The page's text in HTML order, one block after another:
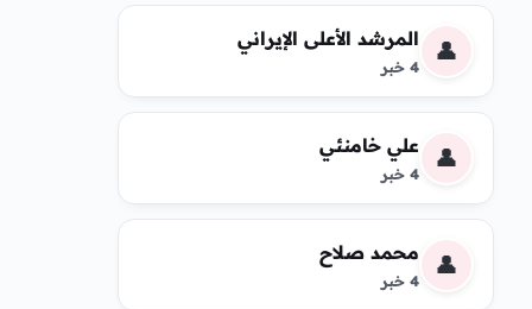
👤 المرشد الأعلى الإيراني
4 خبر
👤 علي خامنئي
4 خبر
👤 محمد صلاح
4 خبر